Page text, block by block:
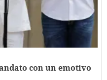
con un emotivo